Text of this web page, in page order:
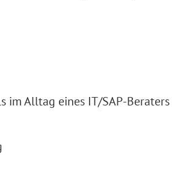
Alltag eines IT/SAP-